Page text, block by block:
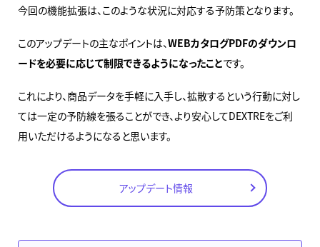
今回の機能拡張は、このような状況に対応する予防策となります。
このアップデートの主なポイントは、WEBカタログPDFのダウンロ
ードを必要に応じて制限できるようになったことです。
これにより、商品データを手軽に入手し、拡散するという行動に対し
ては一定の予防線を張ることができ、より安心してDEXTREをご利
用いただけるようになると思います。
アップデート情報